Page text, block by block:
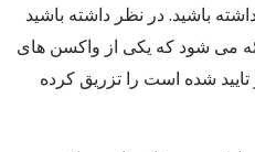
باشید. در نظر داشته باشید
می شود که یکی از واکسن های
شده است را تزریق کرده